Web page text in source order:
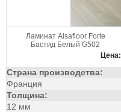
Ламинат Alsafloor Forte
Бастид Белый G502
Цена:
Страна производства:
Франция
Толщина:
12 мм